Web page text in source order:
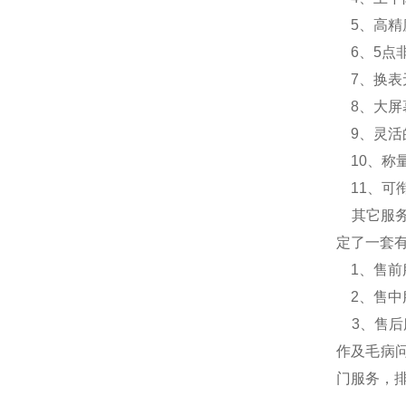
5、高精
6、5点
7、换表
8、大屏
9、灵活
10、称
11、可
其它服
定了一套
1、售前
2、售中
3、售后
作及毛病
门服务，